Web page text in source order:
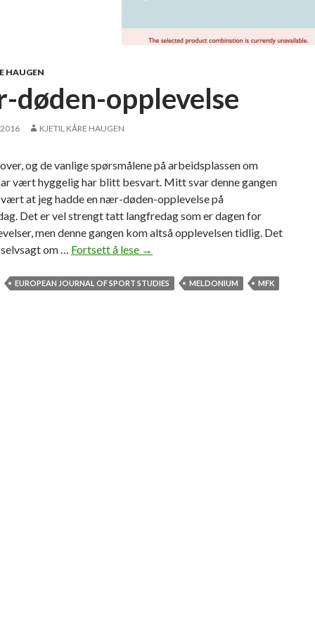
o
i
t
b
a
n
n
e
d
n
HAUGEN
døden-opplevelse
KJETIL KÅRE HAUGEN
og de vanlige spørsmålene på arbeidsplassen om
vært hyggelig har blitt besvart. Mitt svar denne gangen
at jeg hadde en nær-døden-opplevelse på
Det er vel strengt tatt langfredag som er dagen for
men denne gangen kom altså opplevelsen tidlig. Det
om … Fortsett å lese N
r
→
EUROPEAN JOURNAL OF SPORT STUDIES MELDONIUM
MFK